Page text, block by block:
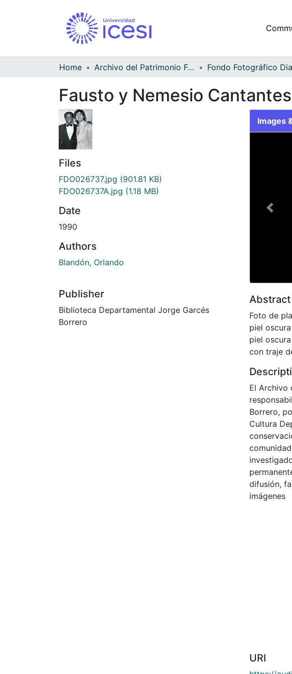
Home Archivo del Patrimonio Fotográfico y Fílmico del Valle del Cauca
Fausto y Nemesio Cantantes
Files
FDO026737.jpg (901.81 KB)
FDO026737A.jpg (1.18 MB)
Date
1990
Authors
Blandón, Orlando
Publisher
Biblioteca Departamental Jorge Garcés
Borrero
Images
Abstract
Foto de
piel
piel
con traje
El Archivo
Borrero,
Cultura
difusión,
imágenes
URI